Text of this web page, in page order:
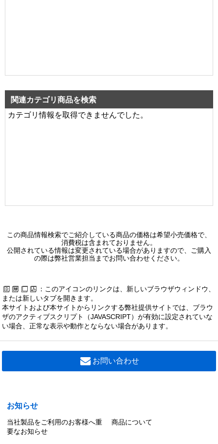
関連カテゴリ商品を検索
カテゴリ情報を取得できませんでした。
この商品情報検索でご紹介している商品の価格は希望小売価格で、
消費税は含まれておりません。
公開されている情報は変更されている場合がありますので、ご購入
の際は弊社営業担当までお問い合わせください。
：このアイコンのリンクは、新しいブラウザウィンドウ、
または新しいタブを開きます。
本サイトおよび本サイトからリンクする弊社提供サイトでは、ブラウ
ザのアクティブスクリプト（JAVASCRIPT）が有効に設定されていな
い場合、正常な表示や動作とならない場合があります。
お問い合わせ
お知らせ
当社製品をご利用のお客様へ重
要なお知らせ
商品について